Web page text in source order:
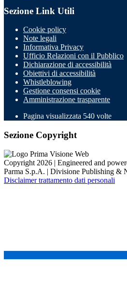
Sezione Link Utili
Cookie policy
Note legali
Informativa Privacy
Ufficio Relazioni con il Pubblico
Dichiarazione di accessibilità
Obiettivi di accessibilità
Whistleblowing
Gestione consensi cookie
Amministrazione trasparente
Pagina visualizzata 540 volte
Sezione Copyright
Copyright 2026 | Engineered and
Parma S.p.A. | Divisione Publishing &
Disclaimer trattamento dati personali